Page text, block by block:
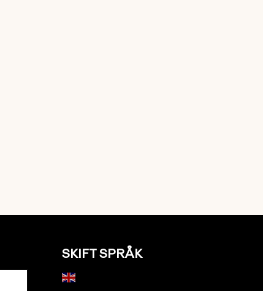
SKIFT SPRÅK